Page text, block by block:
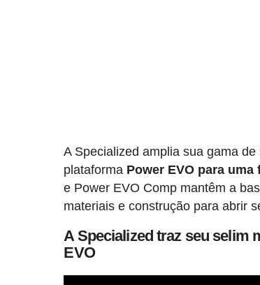
A Specialized amplia sua gama
plataforma Power EVO para
e Power EVO Comp mantêm a
materiais e construção para abrir
A Specialized traz seu selim
EVO